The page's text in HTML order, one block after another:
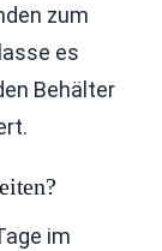
zum
es
Behälter
im